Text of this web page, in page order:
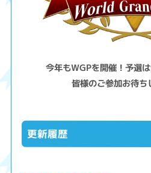
今年もWGPを開催！予選
皆様のご参加お待ち
更新履歴